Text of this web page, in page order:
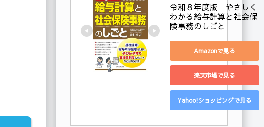
令和８年度版　やさしく
わかる給与計算と社会保
険事務のしごと
Amazonで見る
楽天市場で見る
Yahoo!ショッピングで見る